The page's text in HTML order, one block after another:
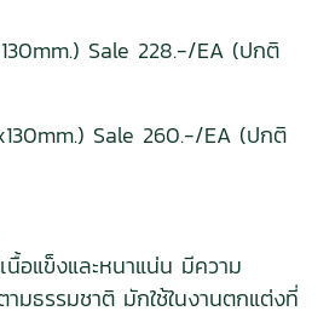
Sale 228.-/EA (ปกติ
Sale 260.-/EA (ปกติ
นื้อแข็งและหนาแน่น มีความ
มธรรมชาติ มักใช้ในงานตกแต่งที่